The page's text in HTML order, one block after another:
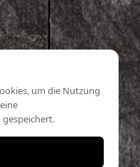
um die Nutzung